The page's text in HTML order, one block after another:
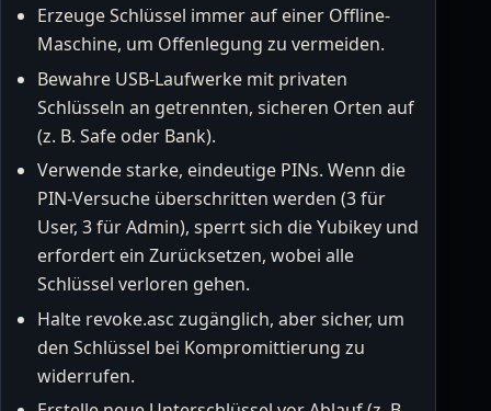
Erzeuge Schlüssel immer auf einer Offline-
Maschine, um Offenlegung zu vermeiden.
Bewahre USB-Laufwerke mit privaten
Schlüsseln an getrennten, sicheren Orten auf
(z. B. Safe oder Bank).
Verwende starke, eindeutige PINs. Wenn die
PIN-Versuche überschritten werden (3 für
User, 3 für Admin), sperrt sich die Yubikey und
erfordert ein Zurücksetzen, wobei alle
Schlüssel verloren gehen.
Halte revoke.asc zugänglich, aber sicher, um
den Schlüssel bei Kompromittierung zu
widerrufen.